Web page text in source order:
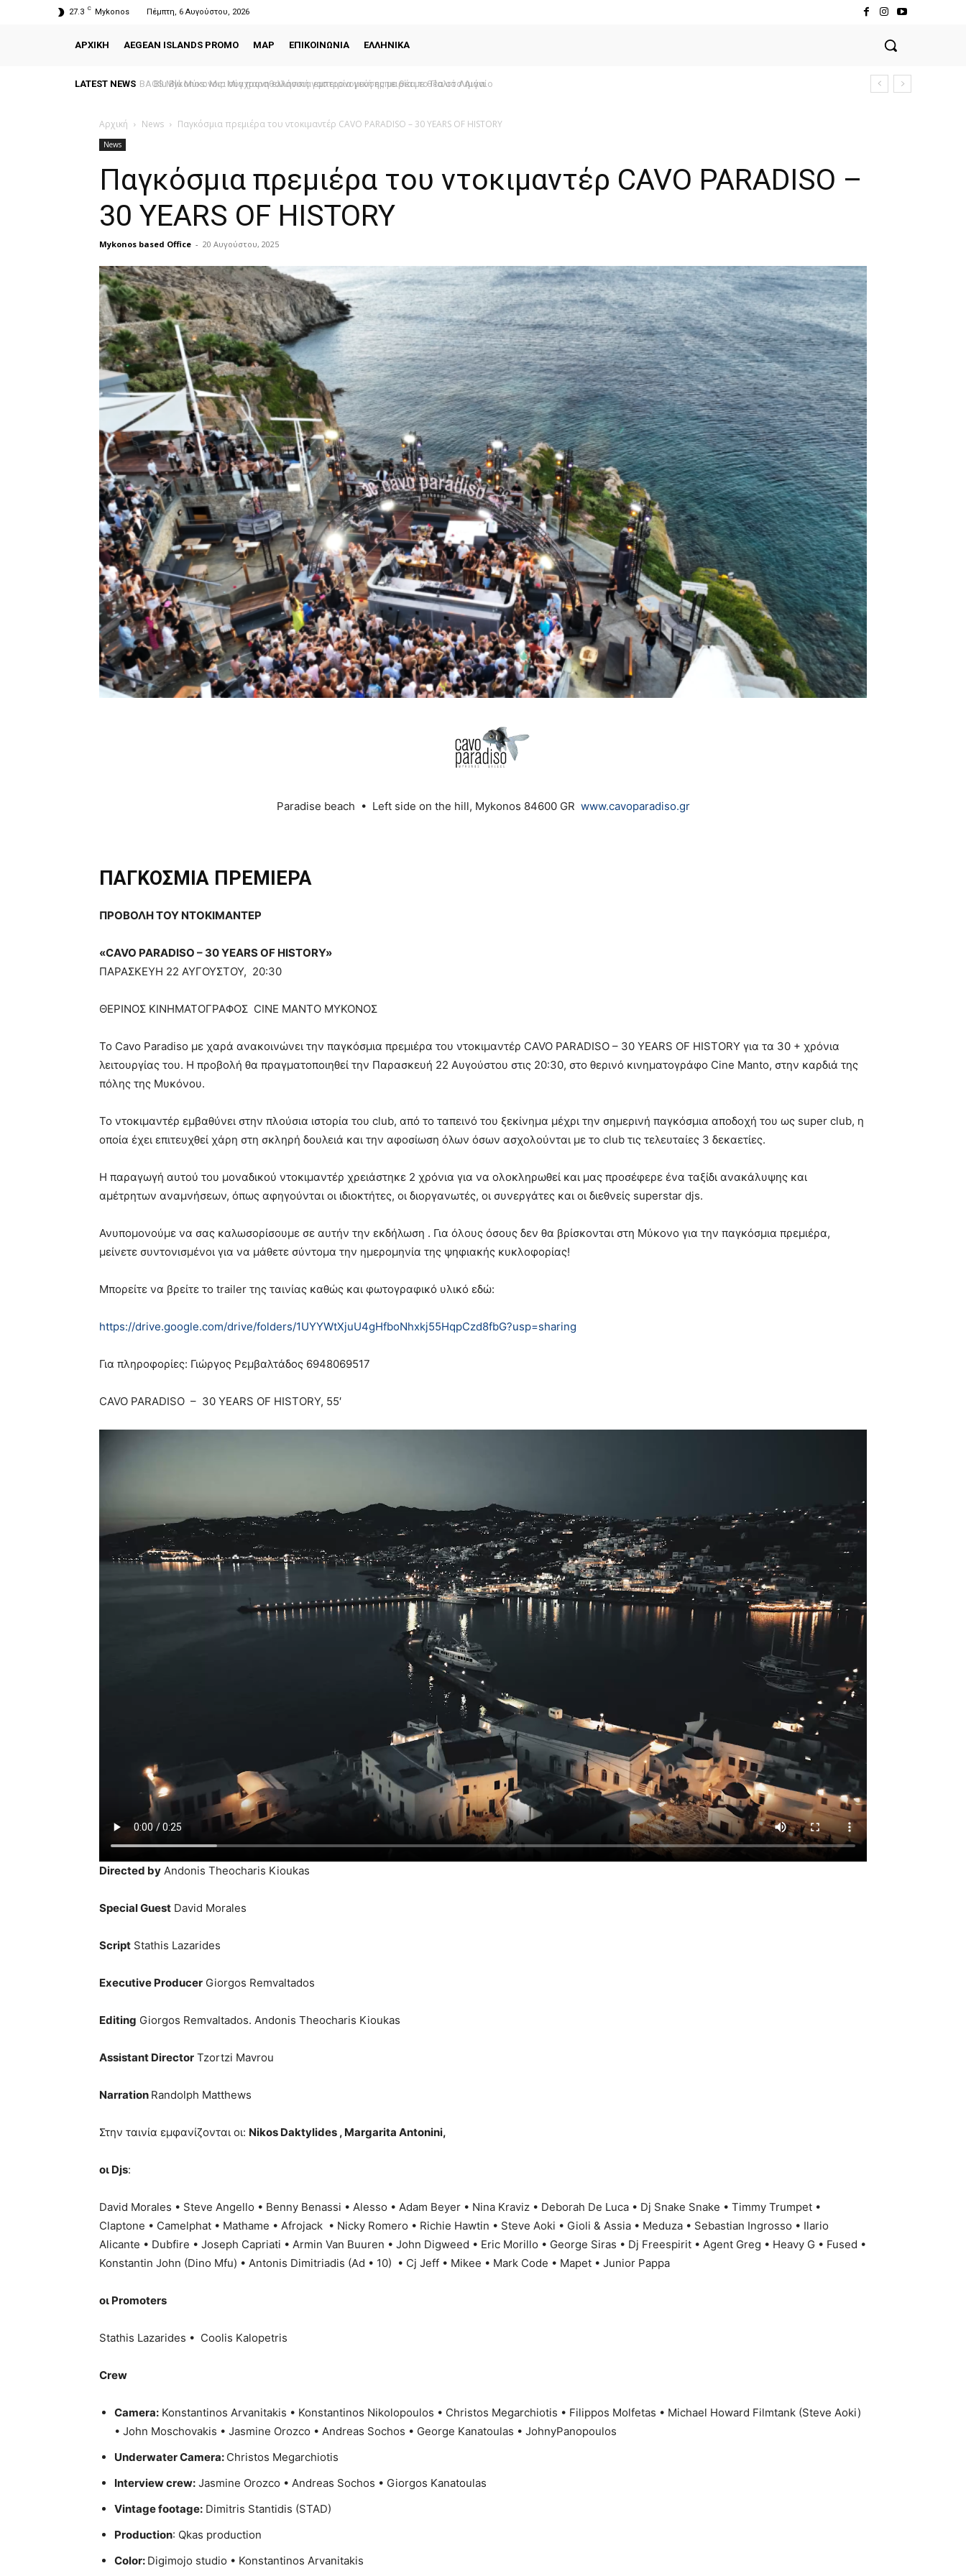
27.3 C Mykonos Πέμπτη, 6 Αυγούστου, 2026
ΑΡΧΙΚΗ AEGEAN ISLANDS PROMO MAP ΕΠΙΚΟΙΝΩΝΙΑ ΕΛΛΗΝΙΚΑ
LATEST NEWS Blu Blu Μύκονος: Μια παραθαλάσσια εμπειρία γεύσης με θέα το Παλιό Λιμάνι
Αρχική News Παγκόσμια πρεμιέρα του ντοκιμαντέρ CAVO PARADISO – 30 YEARS OF HISTORY
News
Παγκόσμια πρεμιέρα του ντοκιμαντέρ CAVO PARADISO –
30 YEARS OF HISTORY
Mykonos based Office - 20 Αυγούστου, 2025
Paradise beach • Left side on the hill, Mykonos 84600 GR www.cavoparadiso.gr
ΠΑΓΚΟΣΜΙΑ ΠΡΕΜΙΕΡΑ
ΠΡΟΒΟΛΗ ΤΟΥ ΝΤΟΚΙΜΑΝΤΕΡ
«CAVO PARADISO – 30 YEARS OF HISTORY»
ΠΑΡΑΣΚΕΥΗ 22 ΑΥΓΟΥΣΤΟΥ, 20:30
ΘΕΡΙΝΟΣ ΚΙΝΗΜΑΤΟΓΡΑΦΟΣ CINE MANTO ΜΥΚΟΝΟΣ
Το Cavo Paradiso με χαρά ανακοινώνει την παγκόσμια πρεμιέρα του ντοκιμαντέρ CAVO PARADISO – 30 YEARS OF HISTORY για τα 30 + χρόνια
λειτουργίας του. Η προβολή θα πραγματοποιηθεί την Παρασκευή 22 Αυγούστου στις 20:30, στο θερινό κινηματογράφο Cine Manto, στην καρδιά της
πόλης της Μυκόνου.
To ντοκιμαντέρ εμβαθύνει στην πλούσια ιστορία του club, από το ταπεινό του ξεκίνημα μέχρι την σημερινή παγκόσμια αποδοχή του ως super club, η
οποία έχει επιτευχθεί χάρη στη σκληρή δουλειά και την αφοσίωση όλων όσων ασχολούνται με το club τις τελευταίες 3 δεκαετίες.
Η παραγωγή αυτού του μοναδικού ντοκιμαντέρ χρειάστηκε 2 χρόνια για να ολοκληρωθεί και μας προσέφερε ένα ταξίδι ανακάλυψης και
αμέτρητων αναμνήσεων, όπως αφηγούνται οι ιδιοκτήτες, οι διοργανωτές, οι συνεργάτες και οι διεθνείς superstar djs.
Ανυπομονούμε να σας καλωσορίσουμε σε αυτήν την εκδήλωση . Για όλους όσους δεν θα βρίσκονται στη Μύκονο για την παγκόσμια πρεμιέρα,
μείνετε συντονισμένοι για να μάθετε σύντομα την ημερομηνία της ψηφιακής κυκλοφορίας!
Μπορείτε να βρείτε το trailer της ταινίας καθώς και φωτογραφικό υλικό εδώ:
https://drive.google.com/drive/folders/1UYYWtXjuU4gHfboNhxkj55HqpCzd8fbG?usp=sharing
Για πληροφορίες: Γιώργος Ρεμβαλτάδος 6948069517
CAVO PARADISO – 30 YEARS OF HISTORY, 55′
Directed by Andonis Theocharis Kioukas
Special Guest David Morales
Script Stathis Lazarides
Executive Producer Giorgos Remvaltados
Editing Giorgos Remvaltados. Andonis Theocharis Kioukas
Assistant Director Tzortzi Mavrou
Narration Randolph Matthews
Στην ταινία εμφανίζονται οι: Nikos Daktylides , Margarita Antonini,
οι Djs:
David Morales • Steve Angello • Benny Benassi • Alesso • Adam Beyer • Nina Kraviz • Deborah De Luca • Dj Snake Snake • Timmy Trumpet •
Claptone • Camelphat • Mathame • Afrojack • Nicky Romero • Richie Hawtin • Steve Aoki • Gioli & Assia • Meduza • Sebastian Ingrosso • Ilario
Alicante • Dubfire • Joseph Capriati • Armin Van Buuren • John Digweed • Eric Morillo • George Siras • Dj Freespirit • Agent Greg • Heavy G • Fused •
Konstantin John (Dino Mfu) • Antonis Dimitriadis (Ad • 10) • Cj Jeff • Mikee • Mark Code • Mapet • Junior Pappa
οι Promoters
Stathis Lazarides • Coolis Kalopetris
Crew
Camera: Konstantinos Arvanitakis • Konstantinos Nikolopoulos • Christos Megarchiotis • Filippos Molfetas • Michael Howard Filmtank (Steve Aoki)
• John Moschovakis • Jasmine Orozco • Andreas Sochos • George Kanatoulas • JohnyPanopoulos
Underwater Camera: Christos Megarchiotis
Interview crew: Jasmine Orozco • Andreas Sochos • Giorgos Kanatoulas
Vintage footage: Dimitris Stantidis (STAD)
Production: Qkas production
Color: Digimojo studio • Konstantinos Arvanitakis